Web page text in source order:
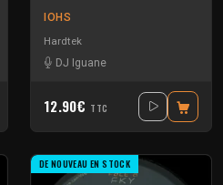
IOHS
Hardtek
DJ Iguane
12.90€ TTC
DE NOUVEAU EN STOCK